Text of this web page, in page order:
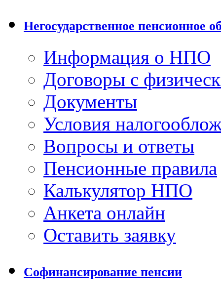
Негосударственное пенсионное
Информация о НПО
Договоры с
Документы
Условия
Вопросы и ответы
Пенсионные правила
Калькулятор НПО
Анкета онлайн
Оставить заявку
Софинансирование пенсии